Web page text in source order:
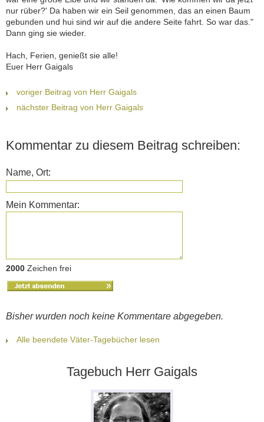
nur rüber?' Da haben wir ein Seil genommen, das an einen Baum
gebunden und hui sind wir auf die andere Seite fahrt. So war das."
Dann ging sie wieder.
Hach, Ferien, genießt sie alle!
Euer Herr Gaigals
voriger Beitrag von Herr Gaigals
nächster Beitrag von Herr Gaigals
Kommentar zu diesem Beitrag schreiben:
Name, Ort:
Mein Kommentar:
2000 Zeichen frei
Bisher wurden noch keine Kommentare abgegeben.
Alle beendete Väter-Tagebücher lesen
Tagebuch Herr Gaigals